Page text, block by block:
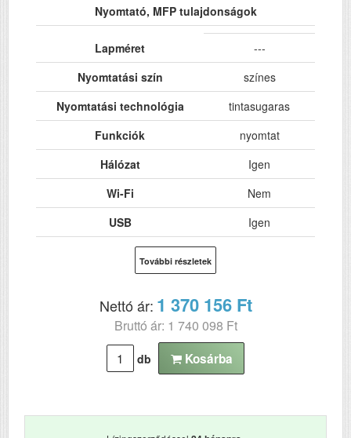
Nyomtató, MFP tulajdonságok
Lapméret
---
Nyomtatási szín
színes
Nyomtatási technológia
tintasugaras
Funkciók
nyomtat
Hálózat
Igen
Wi-Fi
Nem
USB
Igen
Kétoldalas, duplex
nyomtatás
Felbontás (dpi)
1200x1200
Szkennelés
Tömeg (kg)
További részletek
Nettó ár: 1 370 156 Ft
Bruttó ár: 1 740 098 Ft
db Kosárba